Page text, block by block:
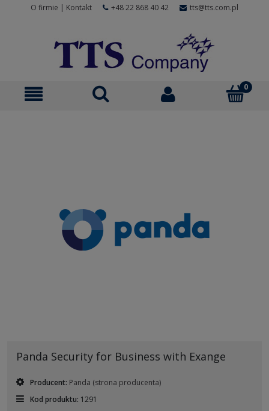
O firmie | Kontakt +48 22 868 40 42 tts@tts.com.pl
Panda Security for Business with Exange
Producent: Panda (strona producenta)
Kod produktu: 1291